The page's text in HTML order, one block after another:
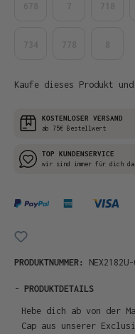
Kaufe dieses Produkt
KOSTENLOSER VERSAND
ab 75€ Bestellwert
TOP KUNDENSERVICE
wir sind immer für dich
PRODUKTNUMMER:
- PRODUKTDETAILS
Hebe dich ab von der
Cap aus unserer